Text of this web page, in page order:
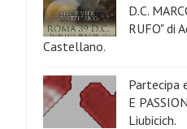
D.C.
RUFO" di
Castellano.
Partecipa
E
Liubicich.